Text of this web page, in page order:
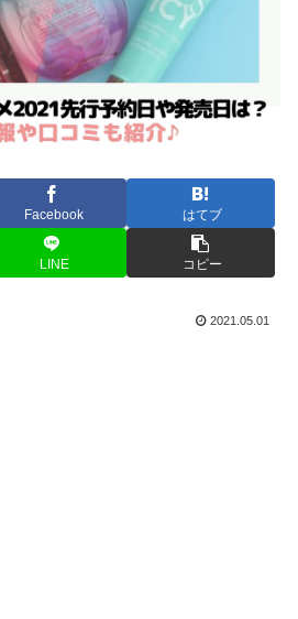
Facebook はてブ
LINE コピー
2021.05.01